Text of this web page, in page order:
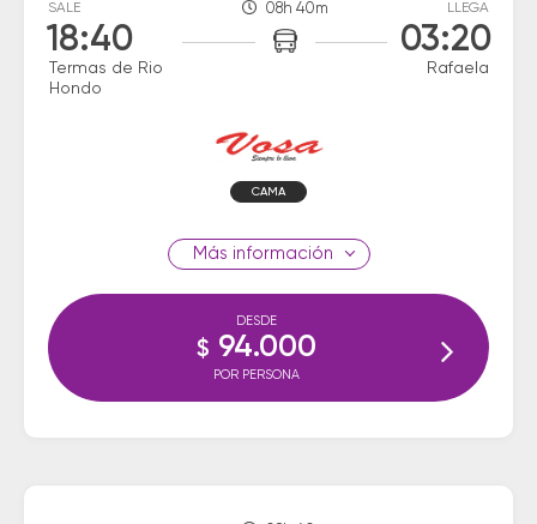
SALE
18:40
Termas de Rio
Hondo
08h 40m LLEGA
03:20
Rafaela
CAMA
información
DESDE
$ 94.000
POR PERSONA